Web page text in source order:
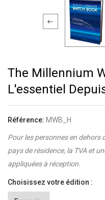
The Millennium
L'essentiel
Référence: MWB_H
Pour les personnes en dehors
pays de résidence, la TVA et
appliquées à réception.
Choisissez votre édition :